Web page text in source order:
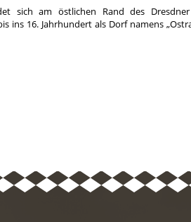
sich am östlichen Rand des
ins 16. Jahrhundert als Dorf namens